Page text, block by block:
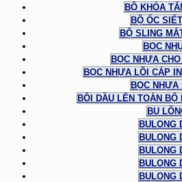
BỘ KHÓA
BỘ ỐC
BỘ SLING
BỌC
BỌC NHỰA
BỌC NHỰA LÕI CÁP
BỌC NHỰA
BÔI DẦU LÊN TOÀN BỘ
BU
BULONG
BULONG
BULONG
BULONG
BULONG